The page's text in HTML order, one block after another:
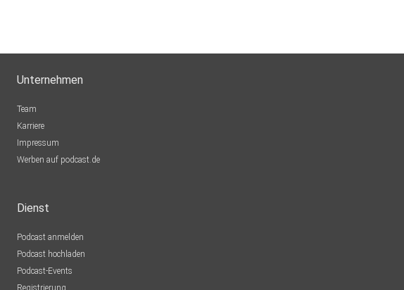
Unternehmen
Team
Karriere
Impressum
Werben auf podcast.de
Dienst
Podcast anmelden
Podcast hochladen
Podcast-Events
Registrierung